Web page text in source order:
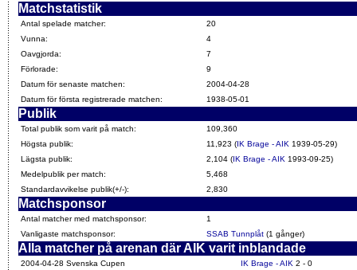
Matchstatistik
Antal spelade matcher:
20
Vunna:
4
Oavgjorda:
7
Förlorade:
9
Datum för senaste matchen:
2004-04-28
Datum för första registrerade matchen:
1938-05-01
Publik
Total publik som varit på match:
109,360
Högsta publik:
11,923 (IK Brage - AIK 1939-05-29)
Lägsta publik:
2,104 (IK Brage - AIK 1993-09-25)
Medelpublik per match:
5,468
Standardavvikelse publik(+/-):
2,830
Matchsponsor
Antal matcher med matchsponsor:
1
Vanligaste matchsponsor:
SSAB Tunnplåt (1 gånger)
Alla matcher på arenan där AIK varit inblandade
2004-04-28 Svenska Cupen IK Brage - AIK 2 - 0